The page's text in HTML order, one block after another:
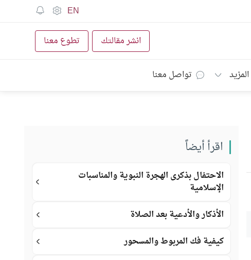
EN
انشر مقالتك تطوع معنا
المزيد تواصل معنا
اقرأ أيضاً
الاحتفال بذكرى الهجرة النبوية والمناسبات
الإسلامية
الأذكار والأدعية بعد الصلاة
كيفية فك المربوط والمسحور